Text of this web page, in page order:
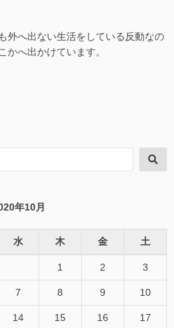
外へ出ない生活をしている反動なの
かへ出かけています。
索
年10月
水 木 金 土
1 2 3
7 8 9 10
14 15 16 17